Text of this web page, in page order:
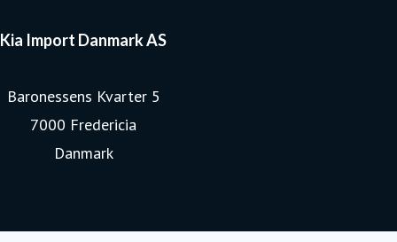
Kia Import Danmark AS
Baronessens Kvarter 5
7000 Fredericia
Danmark